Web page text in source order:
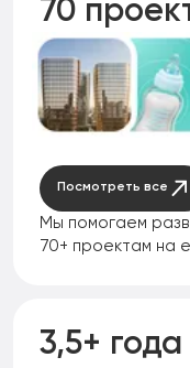
70
Посмотреть все
Мы помогаем
70+ проектам на
3,5+ года